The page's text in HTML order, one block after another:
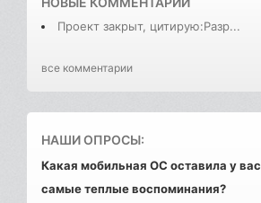
Проект закрыт, цитирую:Разр...
все комментарии
НАШИ ОПРОСЫ:
Какая мобильная ОС оставила у вас
самые теплые воспоминания?